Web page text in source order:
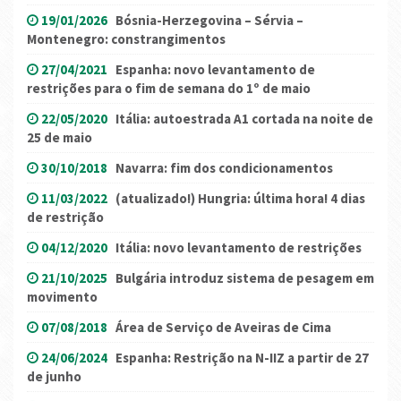
19/01/2026 Bósnia-Herzegovina – Sérvia –
Montenegro: constrangimentos
27/04/2021 Espanha: novo levantamento de
restrições para o fim de semana do 1º de maio
22/05/2020 Itália: autoestrada A1 cortada na noite de
25 de maio
30/10/2018 Navarra: fim dos condicionamentos
11/03/2022 (atualizado!) Hungria: última hora! 4 dias
de restrição
04/12/2020 Itália: novo levantamento de restrições
21/10/2025 Bulgária introduz sistema de pesagem em
movimento
07/08/2018 Área de Serviço de Aveiras de Cima
24/06/2024 Espanha: Restrição na N-IIZ a partir de 27
de junho